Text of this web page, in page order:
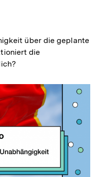
über die geplante
die